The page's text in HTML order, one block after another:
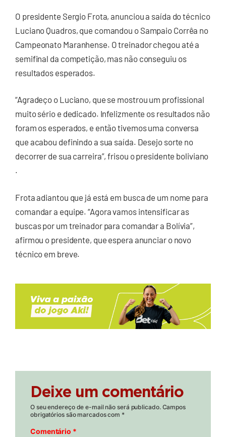
O presidente Sergio Frota, anunciou a saída do técnico
Luciano Quadros, que comandou o Sampaio Corrêa no
Campeonato Maranhense. O treinador chegou até a
semifinal da competição, mas não conseguiu os
resultados esperados.
“Agradeço o Luciano, que se mostrou um profissional
muito sério e dedicado. Infelizmente os resultados não
foram os esperados, e então tivemos uma conversa
que acabou definindo a sua saída. Desejo sorte no
decorrer de sua carreira”, frisou o presidente boliviano
.
Frota adiantou que já está em busca de um nome para
comandar a equipe. “Agora vamos intensificar as
buscas por um treinador para comandar a Bolívia”,
afirmou o presidente, que espera anunciar o novo
técnico em breve.
Deixe um comentário
O seu endereço de e-mail não será publicado. Campos
obrigatórios são marcados com *
Comentário *